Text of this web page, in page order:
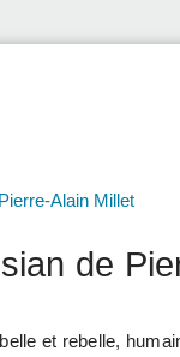
de
et rebelle,